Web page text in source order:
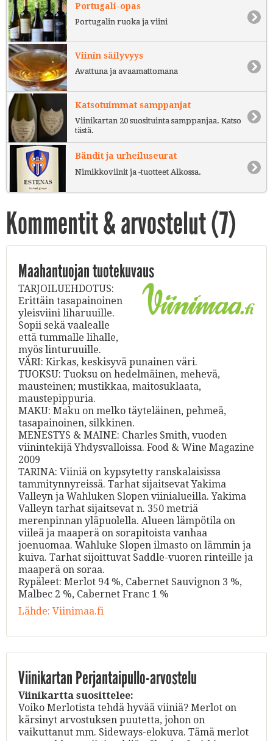
Portugali-opas
Portugalin ruoka ja viini
Viinin säilyvyys
Avattuna ja avaamattomana
Katsotuimmat samppanjat
Viinikartan 20 suosituinta samppanjaa. Katso
tästä.
Bändit ja urheiluseurat
Nimikkoviinit ja -tuotteet Alkossa.
Kommentit & arvostelut (7)
Maahantuojan tuotekuvaus
TARJOILUEHDOTUS:
Erittäin tasapainoinen
yleisviini liharuuille.
Sopii sekä vaalealle
että tummalle lihalle,
myös linturuuille.
VÄRI: Kirkas, keskisyvä punainen väri.
TUOKSU: Tuoksu on hedelmäinen, mehevä,
mausteinen; mustikkaa, maitosuklaata,
maustepippuria.
MAKU: Maku on melko täyteläinen, pehmeä,
tasapainoinen, silkkinen.
MENESTYS & MAINE: Charles Smith, vuoden
viinintekijä Yhdysvalloissa. Food & Wine Magazine
2009
TARINA: Viiniä on kypsytetty ranskalaisissa
tammitynnyreissä. Tarhat sijaitsevat Yakima
Valleyn ja Wahluken Slopen viinialueilla. Yakima
Valleyn tarhat sijaitsevat n. 350 metriä
merenpinnan yläpuolella. Alueen lämpötila on
viileä ja maaperä on sorapitoista vanhaa
joenuomaa. Wahluke Slopen ilmasto on lämmin ja
kuiva. Tarhat sijoittuvat Saddle-vuoren rinteille ja
maaperä on soraa.
Rypäleet: Merlot 94 %, Cabernet Sauvignon 3 %,
Malbec 2 %, Cabernet Franc 1 %
Lähde: Viinimaa.fi
Viinikartan Perjantaipullo-arvostelu
Viinikartta suosittelee:
Voiko Merlotista tehdä hyvää viiniä? Merlot on
kärsinyt arvostuksen puutetta, johon on
vaikuttanut mm. Sideways-elokuva. Tämä merlot